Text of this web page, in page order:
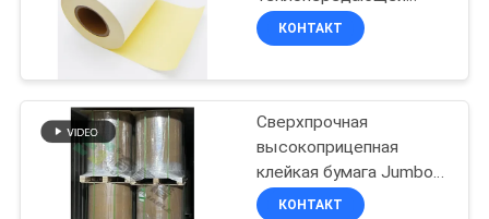
СПРОСИТЕ
ЦИТАТУ
КАРТА
САЙТА
ярлыка
Анти- подделывая
материалы
бумагой, с желтой
стеклянной облицовкой
КОНТАКТ
Сверхпрочная
высокоприцепная
клейкая бумага Jumbo
Roll 1080mm 1530mm
КОНТАКТ